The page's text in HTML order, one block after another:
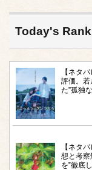
Today's
【ネタ
評価。若
た”孤独
【ネタ
想と考察
を‟徹底